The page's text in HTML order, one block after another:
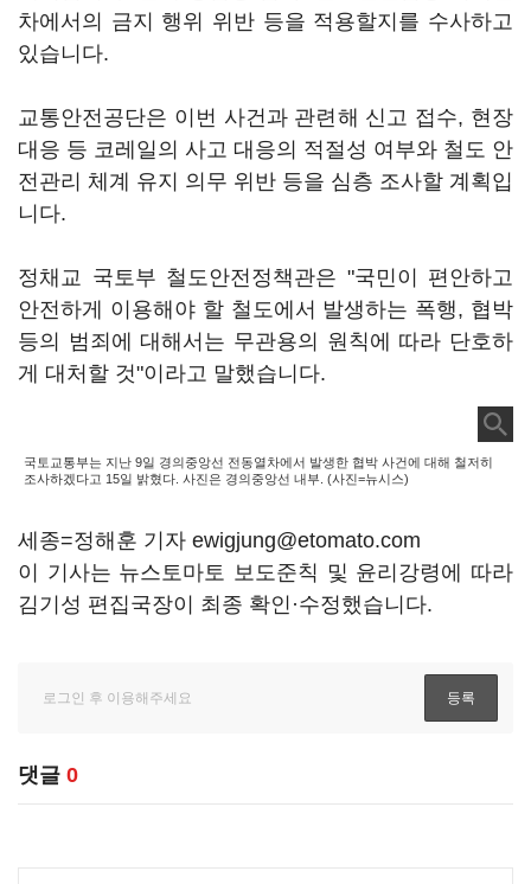
차에서의 금지 행위 위반 등을 적용할지를 수사하고
있습니다.
교통안전공단은 이번 사건과 관련해 신고 접수, 현장
대응 등 코레일의 사고 대응의 적절성 여부와 철도 안
전관리 체계 유지 의무 위반 등을 심층 조사할 계획입
니다.
정채교 국토부 철도안전정책관은 "국민이 편안하고
안전하게 이용해야 할 철도에서 발생하는 폭행, 협박
등의 범죄에 대해서는 무관용의 원칙에 따라 단호하
게 대처할 것"이라고 말했습니다.
국토교통부는 지난 9일 경의중앙선 전동열차에서 발생한 협박 사건에 대해 철저히
조사하겠다고 15일 밝혔다. 사진은 경의중앙선 내부. (사진=뉴시스)
세종=정해훈 기자 ewigjung@etomato.com
이 기사는 뉴스토마토 보도준칙 및 윤리강령에 따라
김기성 편집국장이 최종 확인·수정했습니다.
댓글 0